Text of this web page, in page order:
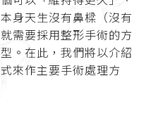
身天生沒有鼻樑（沒有
需要採用整形手術的方
。在此，我們將以介紹
來作主要手術處理方